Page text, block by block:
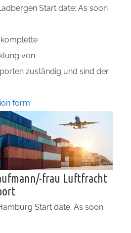
Start date: As soon
von
zuständig und sind der
form
frau Luftfracht
Start date: As soon